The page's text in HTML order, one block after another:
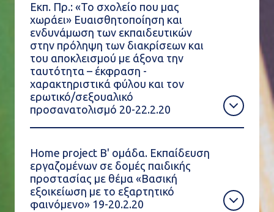
Εκπ. Πρ.: «Το σχολείο που μας
χωράει» Ευαισθητοποίηση και
ενδυνάμωση των εκπαιδευτικών
στην πρόληψη των διακρίσεων και
του αποκλεισμού με άξονα την
ταυτότητα – έκφραση -
χαρακτηριστικά φύλου και τον
ερωτικό/σεξουαλικό
προσανατολισμό 20-22.2.20
Home project Β' ομάδα. Εκπαίδευση
εργαζομένων σε δομές παιδικής
προστασίας με θέμα «Βασική
εξοικείωση με το εξαρτητικό
φαινόμενο» 19-20.2.20